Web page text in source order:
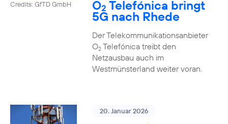
Credits: GfTD GmbH O2 Telefónica bringt
5G nach Rhede
Der Telekommunikationsanbieter
O2Telefónica treibt den
Netzausbau auch im
Westmünsterland weiter voran.
20. Januar 2026